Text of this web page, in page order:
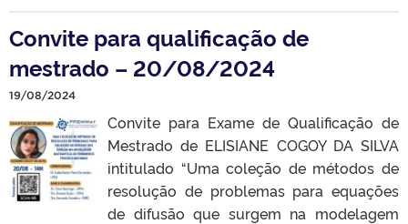
Convite para qualificação de
mestrado – 20/08/2024
19/08/2024
Convite para Exame de Qualificação de
Mestrado de ELISIANE COGOY DA SILVA
intitulado “Uma coleção de métodos de
resolução de problemas para equações
de difusão que surgem na modelagem